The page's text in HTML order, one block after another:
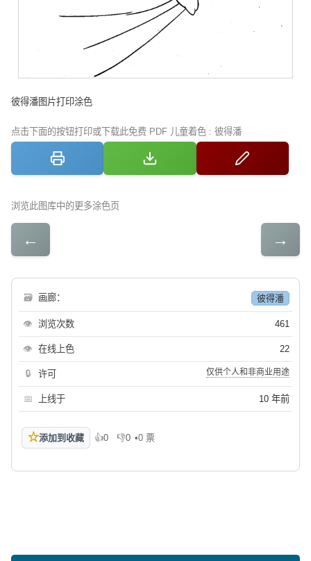
彼得潘图片打印涂色
点击下面的按钮打印或下载此免费 PDF 儿童着色 : 彼得潘
浏览此图库中的更多涂色页
← →
🗃 画廊： 彼得潘
👁 浏览次数 461
👁 在线上色 22
🔒 许可 仅供个人和非商业用途
📅 上线于 10 年前
☆添加到收藏 👍0
喜欢 👎0
不喜欢
•0 票